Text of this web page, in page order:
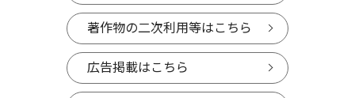
著作物の二次利用等はこちら
広告掲載はこちら